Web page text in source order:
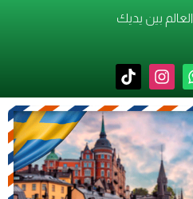
العالم بين يديك